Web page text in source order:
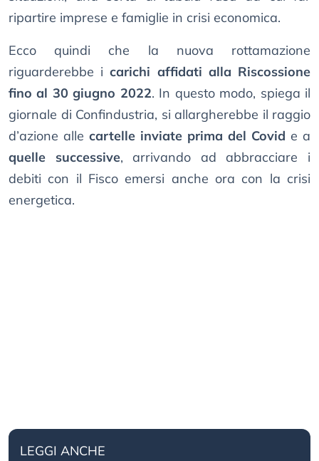
ripartire imprese e famiglie in crisi economica.
Ecco quindi che la nuova rottamazione
riguarderebbe icarichi affidati alla Riscossione
fino al 30 giugno 2022. In questo modo, spiega il
giornale di Confindustria, si allargherebbe il raggio
d’azione alle cartelle inviate prima del Covid e a
quelle successive, arrivando ad abbracciare i
debiti con il Fisco emersi anche ora con la crisi
energetica.
LEGGI ANCHE